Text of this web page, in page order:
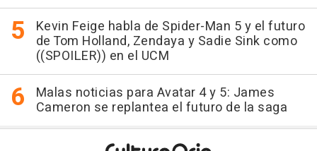
Kevin Feige habla de Spider-Man 5 y el futuro
de Tom Holland, Zendaya y Sadie Sink como
((SPOILER)) en el UCM
Malas noticias para Avatar 4 y 5: James
Cameron se replantea el futuro de la saga